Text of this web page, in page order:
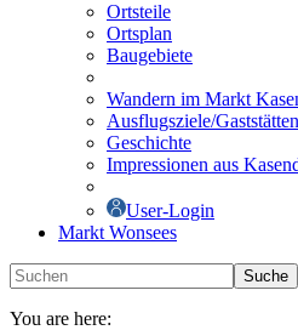
Ortsteile
Ortsplan
Baugebiete
Wandern im Markt
Ausflugsziele/
Geschichte
Impressionen aus
User-Login
Markt Wonsees
Suche
You are here: